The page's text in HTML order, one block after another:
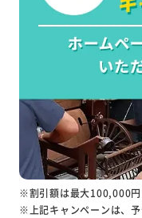
※割引額は最大100,000円
※上記キャンペーンは、予